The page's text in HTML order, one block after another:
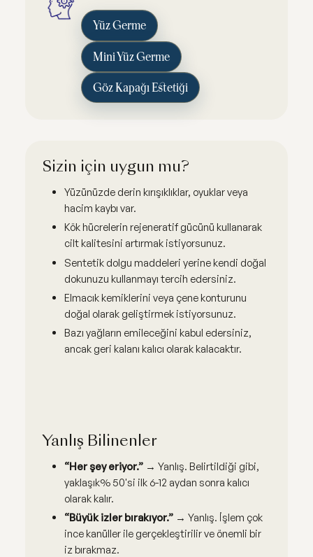
Yüz Germe
Mini Yüz Germe
Göz Kapağı Estetiği
Sizin için uygun mu?
Yüzünüzde derin kırışıklıklar, oyuklar veya
hacim kaybı var.
Kök hücrelerin rejeneratif gücünü kullanarak
cilt kalitesini artırmak istiyorsunuz.
Sentetik dolgu maddeleri yerine kendi doğal
dokunuzu kullanmayı tercih edersiniz.
Elmacık kemiklerini veya çene konturunu
doğal olarak geliştirmek istiyorsunuz.
Bazı yağların emileceğini kabul edersiniz,
ancak geri kalanı kalıcı olarak kalacaktır.
Yanlış Bilinenler
“Her şey eriyor.”→ Yanlış. Belirtildiği gibi,
yaklaşık% 50'si ilk 6-12 aydan sonra kalıcı
olarak kalır.
“Büyük izler bırakıyor.”→ Yanlış. İşlem çok
ince kanüller ile gerçekleştirilir ve önemli bir
iz bırakmaz.